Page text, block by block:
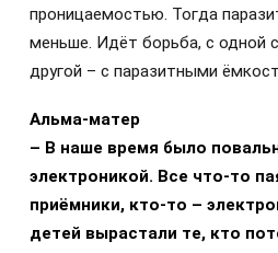
проницаемостью. Тогда
меньше. Идёт борьба, с одной
другой – с паразитными
Альма-матер
– В наше время было
электроникой. Все что-то
приёмники, кто-то –
детей вырастали те, кто